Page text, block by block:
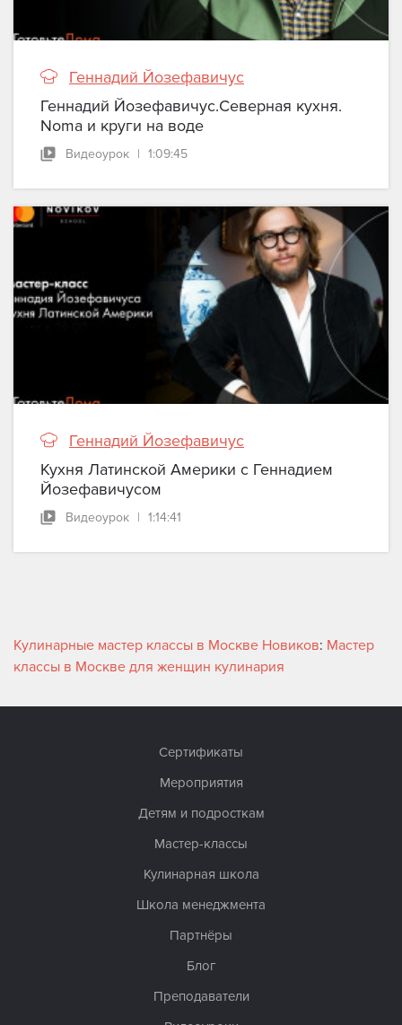
Геннадий Йозефавичус
Геннадий Йозефавичус.Северная кухня.
Noma и круги на воде
Видеоурок | 1:09:45
Геннадий Йозефавичус
Кухня Латинской Америки с Геннадием
Йозефавичусом
Видеоурок | 1:14:41
Кулинарные мастер классы в Москве Новиков: Мастер
классы в Москве для женщин кулинария
Сертификаты
Мероприятия
Детям и подросткам
Мастер-классы
Кулинарная школа
Школа менеджмента
Партнёры
Блог
Преподаватели